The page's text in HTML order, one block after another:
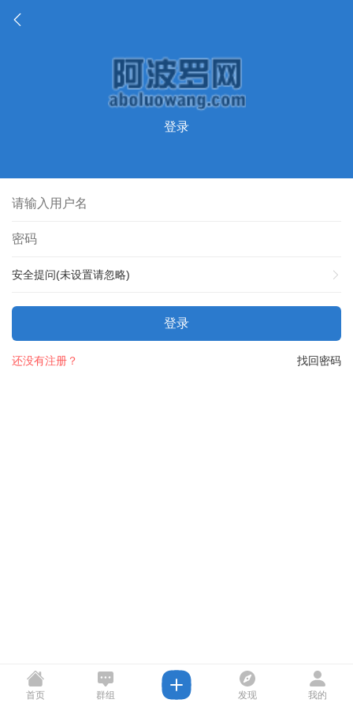
登录
安全提问(未设置请忽略)
登录
找回密码
还没有注册？
首页 群组 发现 我的